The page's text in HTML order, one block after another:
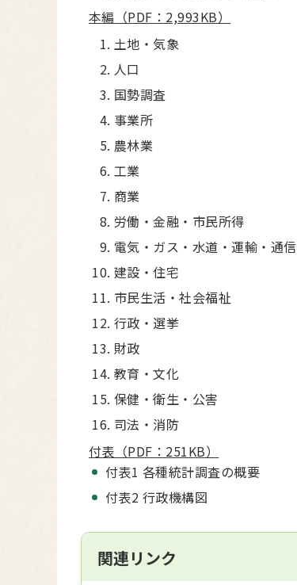
本編（PDF：2,993KB）
土地・気象
人口
国勢調査
事業所
農林業
工業
商業
労働・金融・市民所得
電気・ガス・水道・運輸・通信
建設・住宅
市民生活・社会福祉
行政・選挙
財政
教育・文化
保健・衛生・公害
司法・消防
付表（PDF：251KB）
付表1 各種統計調査の概要
付表2 行政機構図
関連リンク